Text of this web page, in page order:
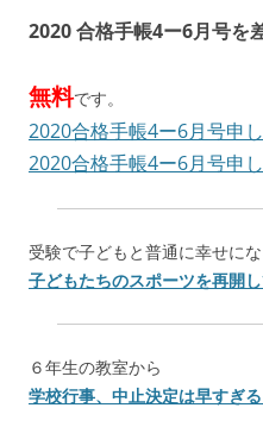
2020 合格手帳4ー6月号を
無料です。
2020合格手帳4ー6月号申
2020合格手帳4ー6月号申
受験で子どもと普通に幸せに
子どもたちのスポーツを再開
６年生の教室から
学校行事、中止決定は早すぎる